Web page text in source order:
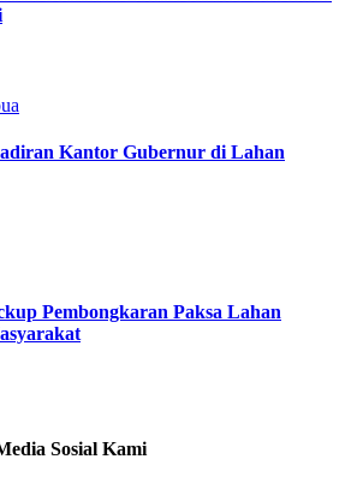
Kantor Gubernur di Lahan
Pembongkaran Paksa Lahan
Sosial Kami